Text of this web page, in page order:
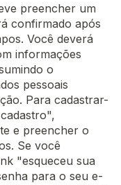
preencher um
confirmado após
Você deverá
informações
o
pessoais
Para cadastrar-
e preencher o
Se você
"esqueceu sua
para o seu e-